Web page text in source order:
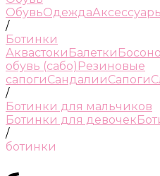
ОбувьОдежда
/
Ботинки
Аквастоки Балетки
обувь (сабо) Резиновые
сапогиСандалииСапоги
/
Ботинки для мальчиков
Ботинки для девочек
/
ботинки